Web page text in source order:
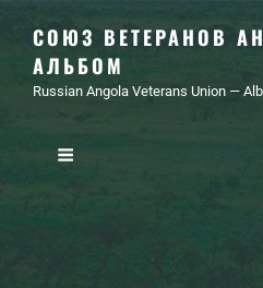
СОЮЗ ВЕТЕРАНОВ
АЛЬБОМ
Russian Angola Veterans Union —